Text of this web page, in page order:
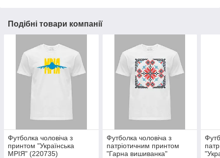
Подібні товари компанії
Футболка чоловіча з
принтом "Українська
МРІЯ" (220735)
Футболка чоловіча з
патріотичним принтом
"Гарна вишиванка"